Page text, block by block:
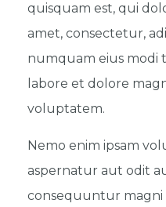
quisquam est, qui
amet, consectetur,
numquam eius modi
labore et dolore
voluptatem.
Nemo enim ipsam
aspernatur aut odit
consequuntur magni